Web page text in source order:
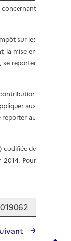
concernant
sur les
la mise en
se reporter
aux
reporter au
codifiée de
2014. Pour